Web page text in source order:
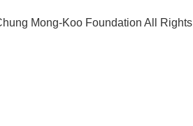
Mong-Koo Foundation All Rights